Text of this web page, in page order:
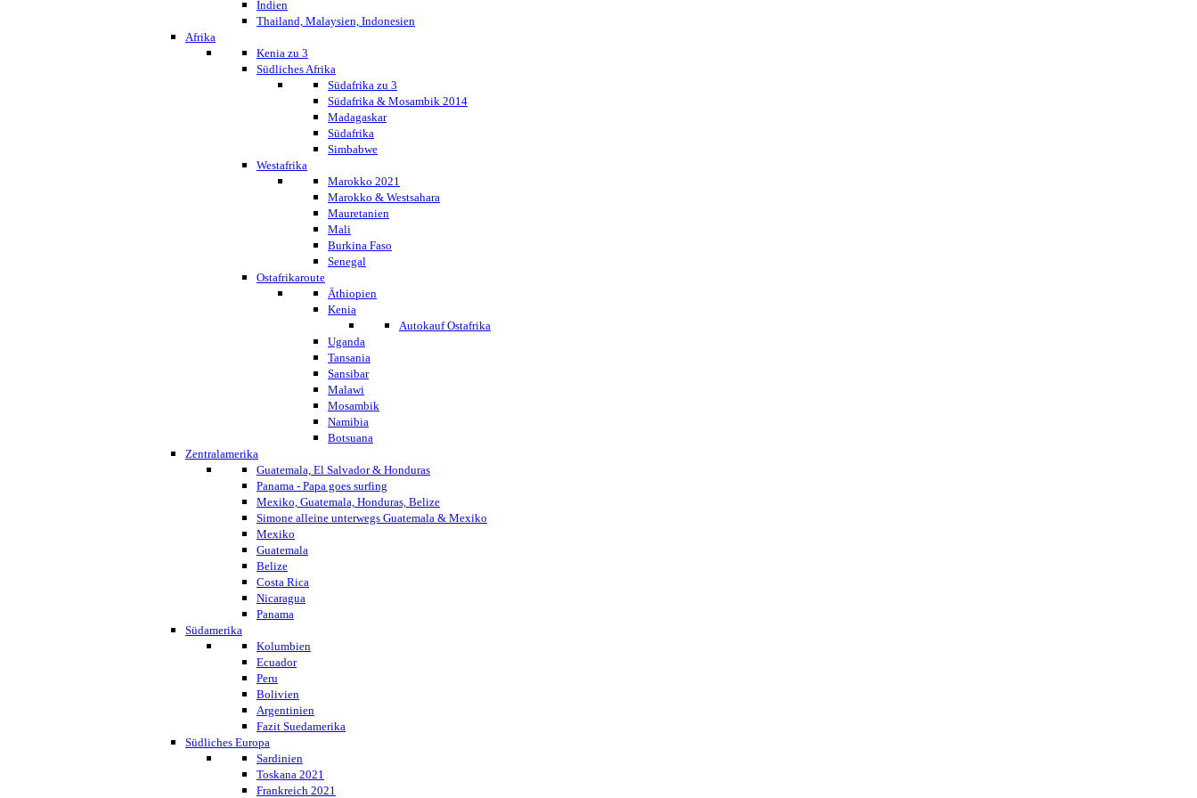
Indien
Thailand, Malaysien, Indonesien
Afrika
Kenia zu 3
Südliches Afrika
Südafrika zu 3
Südafrika & Mosambik 2014
Madagaskar
Südafrika
Simbabwe
Westafrika
Marokko 2021
Marokko & Westsahara
Mauretanien
Mali
Burkina Faso
Senegal
Ostafrikaroute
Äthiopien
Kenia
Autokauf Ostafrika
Uganda
Tansania
Sansibar
Malawi
Mosambik
Namibia
Botsuana
Zentralamerika
Guatemala, El Salvador & Honduras
Panama - Papa goes surfing
Mexiko, Guatemala, Honduras, Belize
Simone alleine unterwegs Guatemala & Mexiko
Mexiko
Guatemala
Belize
Costa Rica
Nicaragua
Panama
Südamerika
Kolumbien
Ecuador
Peru
Bolivien
Argentinien
Fazit Suedamerika
Südliches Europa
Sardinien
Toskana 2021
Frankreich 2021